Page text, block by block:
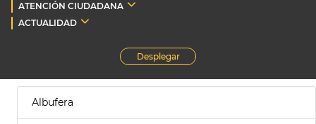
ATENCIÓN CIUDADANA
ACTUALIDAD
Desplegar
Albufera